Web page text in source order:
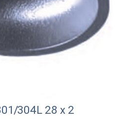
304L 28 x 2